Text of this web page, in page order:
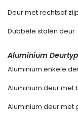
Deur met rechtsaf
Dubbele stalen deur
Aluminium
Aluminium enkele
Aluminium deur met
Aluminium deur met